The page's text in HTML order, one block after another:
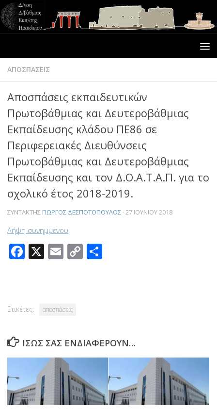
ΑΠΟΣΠΑΣΕΙΣ
Αποσπάσεις εκπαιδευτικών
Πρωτοβάθμιας και Δευτεροβάθμιας
Εκπαίδευσης κλάδου ΠΕ86 σε
Περιφερειακές Διευθύνσεις
Πρωτοβάθμιας και Δευτεροβάθμιας
Εκπαίδευσης και τον Δ.Ο.Α.Τ.Α.Π. για το
σχολικό έτος 2018-2019.
ΣΥΝΤΆΚΤΗΣ ΓΙΏΡΓΟΣ ΔΕΣΠΟΤΌΠΟΥΛΟΣ · 27 ΙΟΥΝΊΟΥ 2018
Λήψη συνημμένου
Facebook
X Email
Copy
Ετικέτες: αποσπάσεις
ΊΣΩΣ ΣΑΣ ΕΝΔΙΑΦΈΡΟΥΝ…